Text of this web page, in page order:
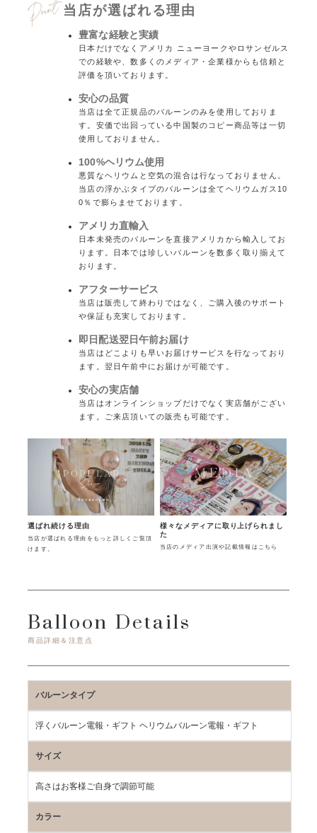
当店が選ばれる理由
豊富な経験と実績
日本だけでなくアメリカ ニューヨークやロサンゼルス
での経験や、数多くのメディア・企業様からも信頼と
評価を頂いております。
安心の品質
当店は全て正規品のバルーンのみを使用しておりま
す。安価で出回っている中国製のコピー商品等は一切
使用しておりません。
100%ヘリウム使用
悪質なヘリウムと空気の混合は行なっておりません。
当店の浮かぶタイプのバルーンは全てヘリウムガス10
0％で膨らませております。
アメリカ直輸入
日本未発売のバルーンを直接アメリカから輸入してお
ります。日本では珍しいバルーンを数多く取り揃えて
おります。
アフターサービス
当店は販売して終わりではなく、ご購入後のサポート
や保証も充実しております。
即日配送翌日午前お届け
当店はどこよりも早いお届けサービスを行なっており
ます。翌日午前中にお届けが可能です。
安心の実店舗
当店はオンラインショップだけでなく実店舗がござい
ます。ご来店頂いての販売も可能です。
選ばれ続ける理由
当店が選ばれる理由をもっと詳しくご覧頂
けます。
様々なメディアに取り上げられまし
た
当店のメディア出演や記載情報はこちら
Balloon Details
商品詳細＆注意点
バルーンタイプ
浮くバルーン電報・ギフト ヘリウムバルーン電報・ギフト
サイズ
高さはお客様ご自身で調節可能
カラー